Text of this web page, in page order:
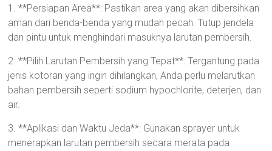
1. **Persiapan Area**: Pastikan area yang akan dibersihkan
aman dari benda-benda yang mudah pecah. Tutup jendela
dan pintu untuk menghindari masuknya larutan pembersih.
2. **Pilih Larutan Pembersih yang Tepat**: Tergantung pada
jenis kotoran yang ingin dihilangkan, Anda perlu melarutkan
bahan pembersih seperti sodium hypochlorite, deterjen, dan
air.
3. **Aplikasi dan Waktu Jeda**: Gunakan sprayer untuk
menerapkan larutan pembersih secara merata pada